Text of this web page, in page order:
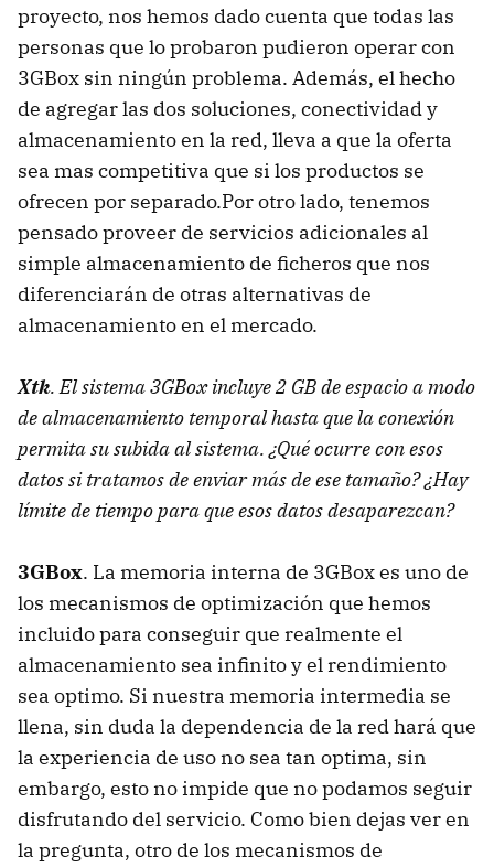
proyecto, nos hemos dado cuenta que todas las
personas que lo probaron pudieron operar con
3GBox sin ningún problema. Además, el hecho
de agregar las dos soluciones, conectividad y
almacenamiento en la red, lleva a que la oferta
sea mas competitiva que si los productos se
ofrecen por separado.Por otro lado, tenemos
pensado proveer de servicios adicionales al
simple almacenamiento de ficheros que nos
diferenciarán de otras alternativas de
almacenamiento en el mercado.
Xtk. El sistema 3GBox incluye 2 GB de espacio a modo
de almacenamiento temporal hasta que la conexión
permita su subida al sistema. ¿Qué ocurre con esos
datos si tratamos de enviar más de ese tamaño? ¿Hay
límite de tiempo para que esos datos desaparezcan?
3GBox. La memoria interna de 3GBox es uno de
los mecanismos de optimización que hemos
incluido para conseguir que realmente el
almacenamiento sea infinito y el rendimiento
sea optimo. Si nuestra memoria intermedia se
llena, sin duda la dependencia de la red hará que
la experiencia de uso no sea tan optima, sin
embargo, esto no impide que no podamos seguir
disfrutando del servicio. Como bien dejas ver en
la pregunta, otro de los mecanismos de